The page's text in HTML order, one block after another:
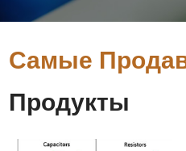
Самые
Продукты